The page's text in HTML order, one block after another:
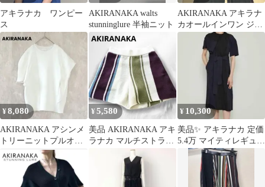
アキラナカ ワンピー
ス
AKIRANAKA walts
stunninglure 半袖ニット
AKIRANAKA アキラナ
カオールインワン ジャ
ンプスーツサロペット
¥8,080
AKIRANAKA アシンメ
トリーニットプルオー
バー
¥5,580
美品 AKIRANAKA アキ
ラナカ マルチストライ
プ ニット ショートパン
¥ 10,300
美品✨ アキラナカ 定価
5.4万 マイティレギュラ
ースリーブドレス リ
ネン混